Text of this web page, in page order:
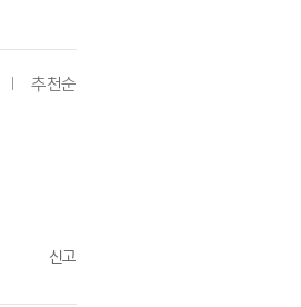
추천순
신고